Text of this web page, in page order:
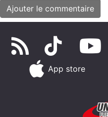
App store